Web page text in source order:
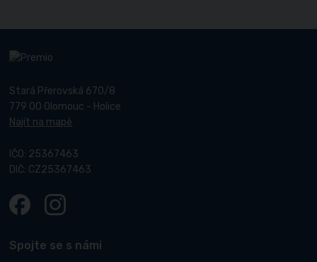
Stará Přerovská 670/8
779 00 Olomouc - Holice
Najít na mapě
IČO: 25367463
DIČ: CZ25367463
Spojte se s námi